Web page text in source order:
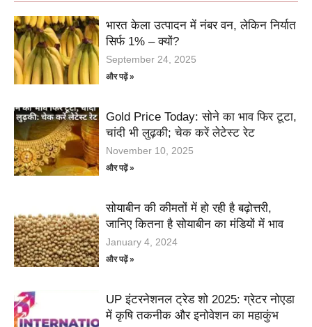
भारत केला उत्पादन में नंबर वन, लेकिन निर्यात
सिर्फ 1% – क्यों?
September 24, 2025
और पढ़ें »
Gold Price Today: सोने का भाव फिर टूटा,
चांदी भी लुढ़की; चेक करें लेटेस्ट रेट
November 10, 2025
और पढ़ें »
सोयाबीन की कीमतों में हो रही है बढ़ोत्तरी,
जानिए कितना है सोयाबीन का मंडियों में भाव
January 4, 2024
और पढ़ें »
UP इंटरनेशनल ट्रेड शो 2025: ग्रेटर नोएडा
में कृषि तकनीक और इनोवेशन का महाकुंभ